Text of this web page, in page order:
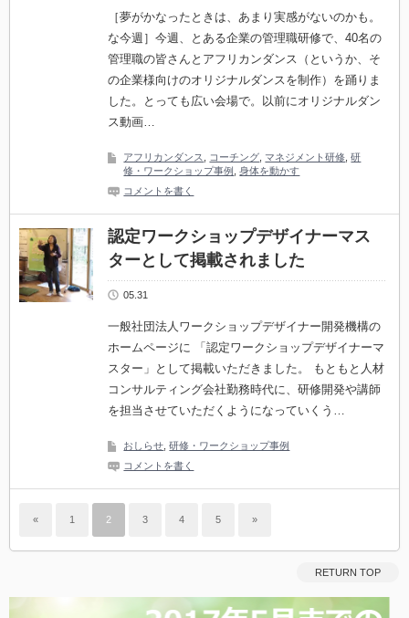
［夢がかなったときは、あまり実感がないのかも。
な今週］今週、とある企業の管理職研修で、40名の
管理職の皆さんとアフリカンダンス（というか、そ
の企業様向けのオリジナルダンスを制作）を踊りま
した。とっても広い会場で。以前にオリジナルダン
ス動画…
アフリカンダンス コーチング マネジメント研修 ,研
修・ワークショップ事例 ,身体を動かす
コメントを書く
認定ワークショップデザイナーマス
ターとして掲載されました
05.31
一般社団法人ワークショップデザイナー開発機構の
ホームページに 「認定ワークショップデザイナーマ
スター」として掲載いただきました。 もともと人材
コンサルティング会社勤務時代に、研修開発や講師
を担当させていただくようになっていくう…
おしらせ ,研修・ワークショップ事例
コメントを書く
« 1 2 3 4 5 »
RETURN TOP